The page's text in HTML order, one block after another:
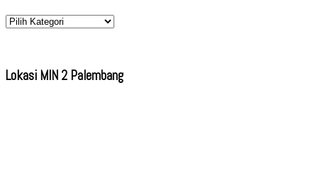
Kategori
Lokasi MIN 2 Palembang